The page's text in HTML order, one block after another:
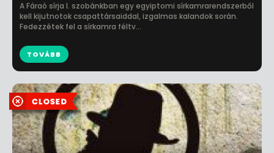
A Fáraó sírja I. szobánkban egy egyiptomi sírkamrarendszerből
kell kijutnotok csapattársaiddal, izgalmas kalandok során.
Fedezzétek fel a sírkamra féltv...
TOVÁBB